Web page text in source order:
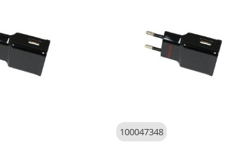
100047348